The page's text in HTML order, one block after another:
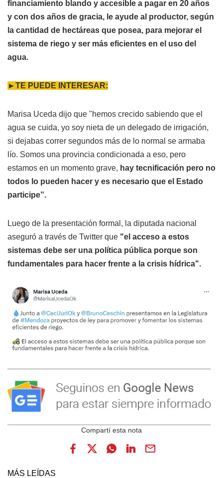
financiamiento blando y accesible a pagar en 20 años
y con dos años de gracia, le ayude al productor, según
la cantidad de hectáreas que posea, para mejorar el
sistema de riego y ser más eficientes en el uso del
agua.
►TE PUEDE INTERESAR:
Marisa Uceda dijo que "hemos crecido sabiendo que el
agua se cuida, yo soy nieta de un delegado de irrigación,
si dejabas correr segundos más de lo normal se armaba
lío. Somos una provincia condicionada a eso, pero
estamos en un momento grave, hay tecnificación pero no
todos lo pueden hacer y es necesario que el Estado
participe”.
Luego de la presentación formal, la diputada nacional
aseguró a través de Twitter que "el acceso a estos
sistemas debe ser una política pública porque son
fundamentales para hacer frente a la crisis hídrica".
MÁS LEÍDAS